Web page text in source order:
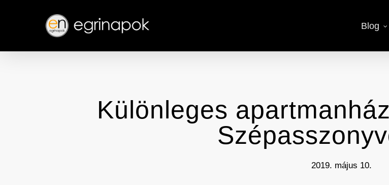
content
Blog
Különleges
2019. május 10.